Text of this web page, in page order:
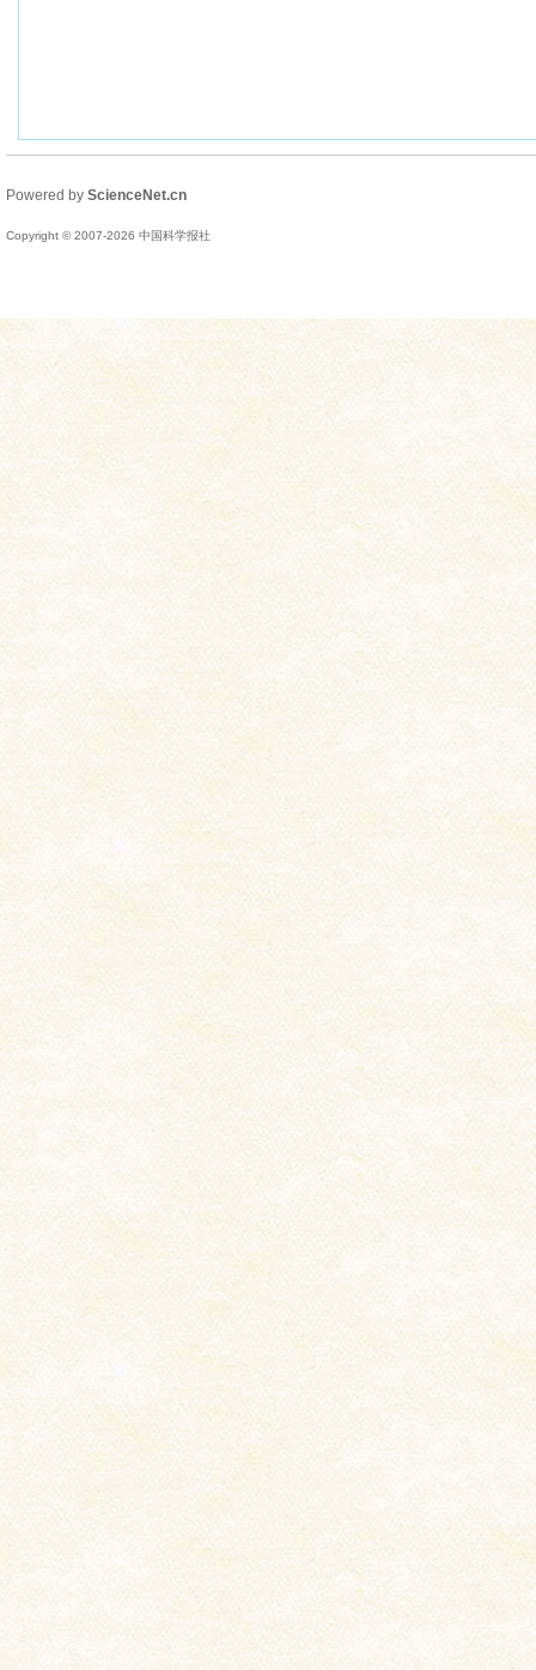
Powered by ScienceNet.cn
Copyright © 2007-2026 中国科学报社